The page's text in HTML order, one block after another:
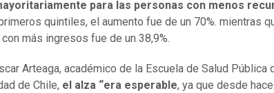
para las personas con menos
quintiles, el aumento fue de un 70%. mientras
más ingresos fue de un 38,9%.
Arteaga, académico de la Escuela de Salud Pública
de Chile, el alza “era esperable, ya que desde